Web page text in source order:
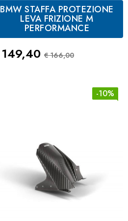
BMW STAFFA PROTEZIONE
LEVA FRIZIONE M
PERFORMANCE
Prezzo Standard
€ 166,00
-10%